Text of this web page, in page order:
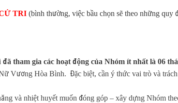
TRI (bình thường, việc bầu chọn sẽ theo những quy
đã tham gia các hoạt động của Nhóm ít nhất là 06
Vương Hòa Bình. Đặc biệt, cần ý thức vai trò và
và nhiệt huyết muốn đóng góp – xây dựng Nhóm